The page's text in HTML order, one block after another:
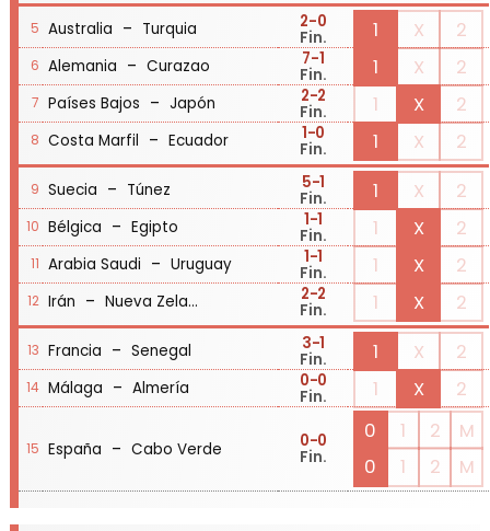
5 Australia - Turquia 2-0
Fin. 1 X 2
6 Alemania - Curazao 7-1
Fin. 1 X 2
7 Países Bajos - Japón 2-2
Fin. 1 X 2
8 Costa Marfil - Ecuador 1-0
Fin. 1 X 2
9 Suecia - Túnez 5-1
Fin. 1 X 2
10 Bélgica - Egipto 1-1
Fin. 1 X 2
11 Arabia Saudi - Uruguay 1-1
Fin. 1 X 2
12 Irán - Nueva Zelanda 2-2
Fin. 1 X 2
13 Francia - Senegal 3-1
Fin. 1 X 2
14 Málaga - Almería 0-0
Fin. 1 X 2
15 España - Cabo Verde 0-0
Fin.
0 1 2
M
0
1 2 M